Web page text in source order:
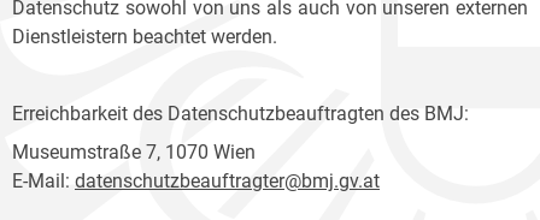
Datenschutz sowohl von uns als auch von unseren externen
Dienstleistern beachtet werden.
Erreichbarkeit des Datenschutzbeauftragten des BMJ:
Museumstraße 7, 1070 Wien
E-Mail: datenschutzbeauftragter@bmj.gv.at